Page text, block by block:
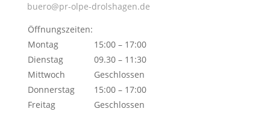
buero@pr-olpe-drolshagen.de
Öffnungszeiten:
Montag
15:00 – 17:00
Dienstag
09.30 – 11:30
Mittwoch
Geschlossen
Donnerstag
15:00 – 17:00
Freitag
Geschlossen